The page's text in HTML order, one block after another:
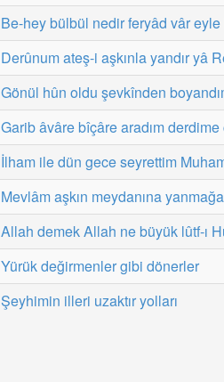
Be-hey bülbül nedir feryâd vâr
Derûnum ateş-i aşkınla yandır yâ
Gönül hûn oldu şevkînden
Garib âvâre bîçâre aradım derdime
İlham ile dün gece seyrettim
Mevlâm aşkın meydanına
Allah demek Allah ne büyük lûtf-ı
Yürük değirmenler gibi dönerler
Şeyhimin illeri uzaktır yolları